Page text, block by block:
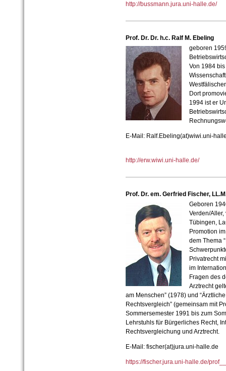
http://bussmann.jura.uni-halle.de/
Prof. Dr. Dr. h.c. Ralf M. Ebeling
geboren
Von 1984
Dort
1994 ist er
E-Mail: Ralf.Ebeling(at)wiwi.uni-
http://erw.wiwi.uni-halle.de/
Prof. Dr. em. Gerfried Fischer,
Geboren
Verden/
Tübingen,
Promotion
dem Thema
Privatrecht
im
Fragen des
Arztrecht
am Menschen” (1978) und
Rechtsvergleich” (gemeinsam mit
Sommersemester 1991 bis zum
Lehrstuhls für Bürgerliches Recht,
Rechtsvergleichung und Arztrecht.
E-Mail: fischer(at)jura.uni-halle.de
https://fischer.jura.uni-halle.de/